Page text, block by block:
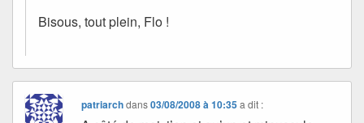
Bisous, tout plein, Flo !
patriarchdans03/08/2008 à 10:35 a dit :